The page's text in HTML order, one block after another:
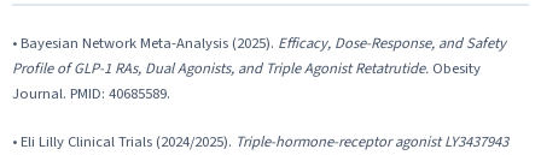
• Bayesian Network Meta-Analysis (2025). Efficacy, Dose-Response, and Safety
Profile of GLP-1 RAs, Dual Agonists, and Triple Agonist Retatrutide. Obesity
Journal. PMID: 40685589.
• Eli Lilly Clinical Trials (2024/2025). Triple-hormone-receptor agonist LY3437943